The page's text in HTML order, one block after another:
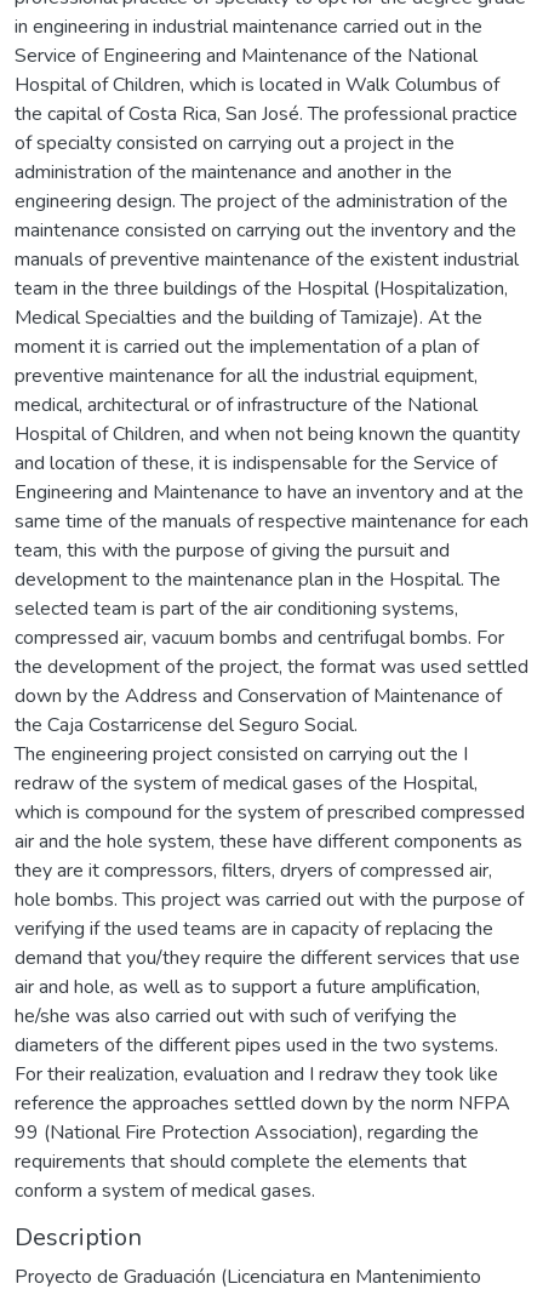
in engineering in industrial maintenance carried out in the
Service of Engineering and Maintenance of the National
Hospital of Children, which is located in Walk Columbus of
the capital of Costa Rica, San José. The professional practice
of specialty consisted on carrying out a project in the
administration of the maintenance and another in the
engineering design. The project of the administration of the
maintenance consisted on carrying out the inventory and the
manuals of preventive maintenance of the existent industrial
team in the three buildings of the Hospital (Hospitalization,
Medical Specialties and the building of Tamizaje). At the
moment it is carried out the implementation of a plan of
preventive maintenance for all the industrial equipment,
medical, architectural or of infrastructure of the National
Hospital of Children, and when not being known the quantity
and location of these, it is indispensable for the Service of
Engineering and Maintenance to have an inventory and at the
same time of the manuals of respective maintenance for each
team, this with the purpose of giving the pursuit and
development to the maintenance plan in the Hospital. The
selected team is part of the air conditioning systems,
compressed air, vacuum bombs and centrifugal bombs. For
the development of the project, the format was used settled
down by the Address and Conservation of Maintenance of
the Caja Costarricense del Seguro Social.
The engineering project consisted on carrying out the I
redraw of the system of medical gases of the Hospital,
which is compound for the system of prescribed compressed
air and the hole system, these have different components as
they are it compressors, filters, dryers of compressed air,
hole bombs. This project was carried out with the purpose of
verifying if the used teams are in capacity of replacing the
demand that you/they require the different services that use
air and hole, as well as to support a future amplification,
he/she was also carried out with such of verifying the
diameters of the different pipes used in the two systems.
For their realization, evaluation and I redraw they took like
reference the approaches settled down by the norm NFPA
99 (National Fire Protection Association), regarding the
requirements that should complete the elements that
conform a system of medical gases.
Description
Proyecto de Graduación (Licenciatura en Mantenimiento